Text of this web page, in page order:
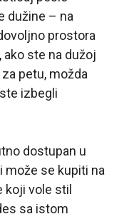
dužine – na
prostora
ste na dužoj
petu, možda
izbegli
dostupan u
može se kupiti na
koji vole stil
sa istom